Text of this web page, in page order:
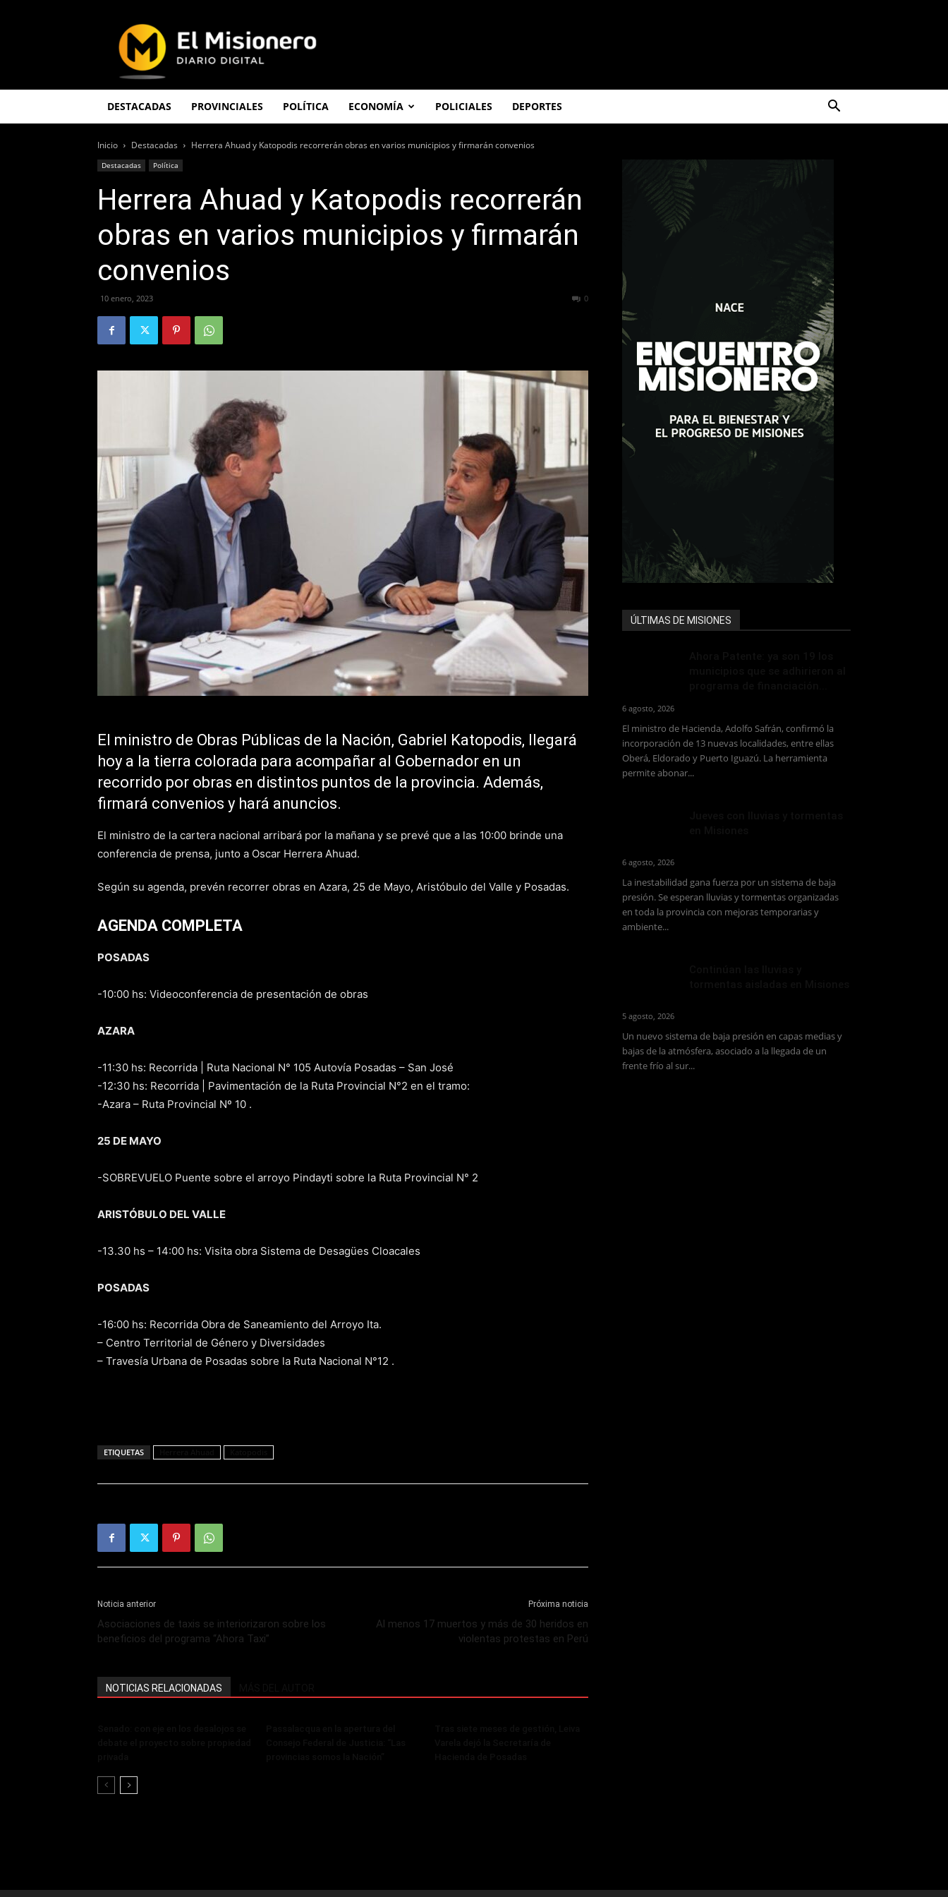
Misionero
DESTACADAS PROVINCIALES POLÍTICA ECONOMÍA POLICIALES DEPORTES
Inicio Destacadas Herrera Ahuad y Katopodis recorrerán obras en varios municipios y firmarán convenios
Destacadas Política
Herrera Ahuad y Katopodis recorrerán
obras en varios municipios y firmarán
convenios
10 enero, 2023 0
El ministro de Obras Públicas de la Nación, Gabriel Katopodis, llegará
hoy a la tierra colorada para acompañar al Gobernador en un
recorrido por obras en distintos puntos de la provincia. Además,
firmará convenios y hará anuncios.
El ministro de la cartera nacional arribará por la mañana y se prevé que a las 10:00 brinde una
conferencia de prensa, junto a Oscar Herrera Ahuad.
Según su agenda, prevén recorrer obras en Azara, 25 de Mayo, Aristóbulo del Valle y Posadas.
AGENDA COMPLETA
POSADAS
-10:00 hs: Videoconferencia de presentación de obras
AZARA
-11:30 hs: Recorrida | Ruta Nacional N° 105 Autovía Posadas – San José
-12:30 hs: Recorrida | Pavimentación de la Ruta Provincial N°2 en el tramo:
-Azara – Ruta Provincial Nº 10 .
25 DE MAYO
-SOBREVUELO Puente sobre el arroyo Pindayti sobre la Ruta Provincial N° 2
ARISTÓBULO DEL VALLE
-13.30 hs – 14:00 hs: Visita obra Sistema de Desagües Cloacales
POSADAS
-16:00 hs: Recorrida Obra de Saneamiento del Arroyo Ita.
– Centro Territorial de Género y Diversidades
– Travesía Urbana de Posadas sobre la Ruta Nacional N°12 .
ETIQUETAS
Noticia anterior
Asociaciones de taxis se interiorizaron sobre los
beneficios del programa “Ahora Taxi”
Próxima noticia
Al menos 17 muertos y más de 30 heridos en
violentas protestas en Perú
NOTICIAS RELACIONADAS
ÚLTIMAS DE MISIONES
6 agosto, 2026
El ministro de Hacienda, Adolfo Safrán, confirmó la
incorporación de 13 nuevas localidades, entre ellas
Oberá, Eldorado y Puerto Iguazú. La herramienta
permite abonar...
6 agosto, 2026
La inestabilidad gana fuerza por un sistema de baja
presión. Se esperan lluvias y tormentas organizadas
en toda la provincia con mejoras temporarias y
ambiente...
5 agosto, 2026
Un nuevo sistema de baja presión en capas medias y
bajas de la atmósfera, asociado a la llegada de un
frente frío al sur...